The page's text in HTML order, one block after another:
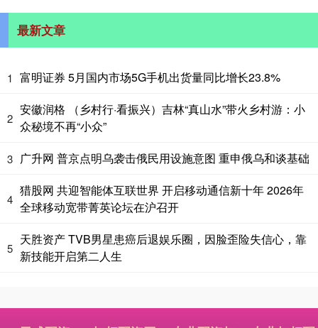
最新文章
1 富明证券 5月国内市场5G手机出货量同比增长23.8%
2
安徽润格 （乡村行·看振兴）吉林“真山水”带火乡村游：小
众秘境不再“小众”
3 广升网 普京点明乌袭击俄民用设施意图 重申俄乌和谈基础
4
猎股网 共迎智能体互联世界 开启移动通信新十年 2026年
全球移动宽带菁英论坛在沪召开
5
天胜资产 TVB男星患癌后退娱乐圈，因脸歪险失信心，靠
新技能开启第二人生